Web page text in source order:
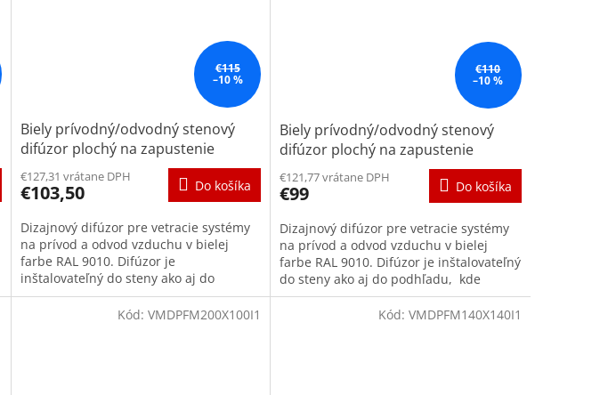
€115
–10 %
Biely prívodný/odvodný stenový
difúzor plochý na zapustenie
200x100
€127,31 vrátane DPH
€103,50 Do košíka
Dizajnový difúzor pre vetracie systémy
na prívod a odvod vzduchu v bielej
farbe RAL 9010. Difúzor je
inštalovateľný do steny ako aj do
podhľadu, kde vytvorí s daným...
€110
–10 %
Biely prívodný/odvodný stenový
difúzor plochý na zapustenie
140x140
€121,77 vrátane DPH
€99 Do košíka
Dizajnový difúzor pre vetracie systémy
na prívod a odvod vzduchu v bielej
farbe RAL 9010. Difúzor je inštalovateľný
do steny ako aj do podhľadu, kde
vytvorí s daným...
Kód:VMDPFM200X100I1 Kód: VMDPFM140X140I1